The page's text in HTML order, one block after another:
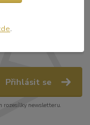
nabídce
Přihlásit se
rozesílky newsletteru.
.